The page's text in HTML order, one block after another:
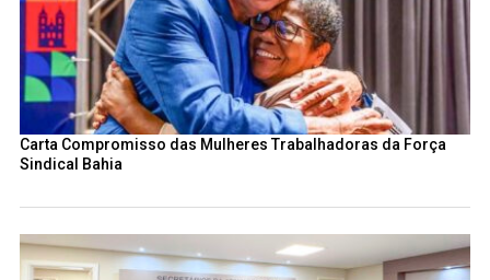
Carta Compromisso das Mulheres Trabalhadoras da Força
Sindical Bahia